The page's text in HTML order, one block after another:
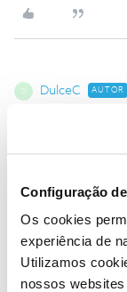
Configuração
Os cookies
experiência de
Utilizamos
nossos
DulceC AUTOR
Desculpe, mas foi
alguma coisa
Tenho novo